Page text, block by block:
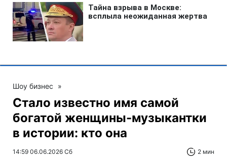
Шоу бизнес »
Стало известно имя самой
богатой женщины-музыкантки
в истории: кто она
14:59 06.06.2026 Сб 2 мин